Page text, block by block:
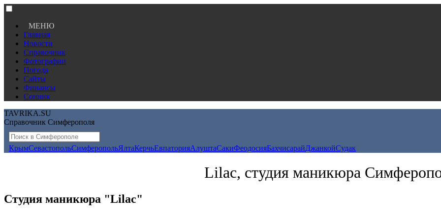
МЕНЮ
Главная
Новости
Справочник
Фотографии
Погода
Сайты
Финансы
Сонник
TAVRIKA.SU
Справочник Симферополя
КрымСевастопольСимферопольЯлтаКерчьЕвпаторияАлуштаСакиФеодосияБахчисарайДжанкойСудак
Lilac, студия маникюра
Студия маникюра "Lilac"